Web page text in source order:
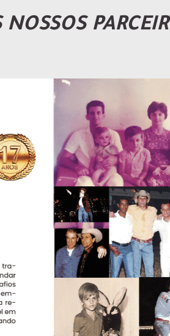
NOSSOS